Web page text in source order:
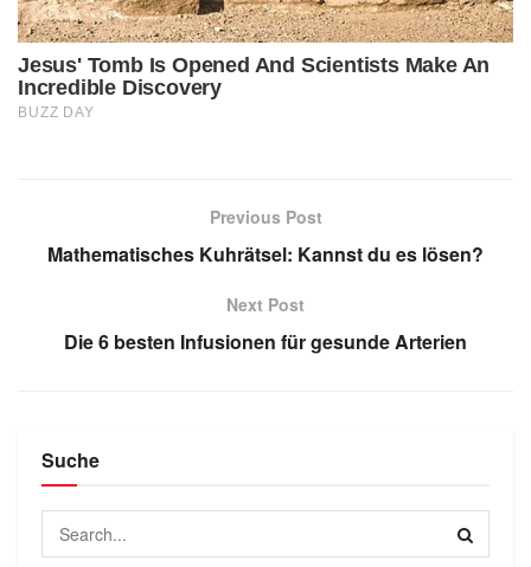
Previous Post
Mathematisches Kuhrätsel: Kannst du es lösen?
Next Post
Die 6 besten Infusionen für gesunde Arterien
Suche